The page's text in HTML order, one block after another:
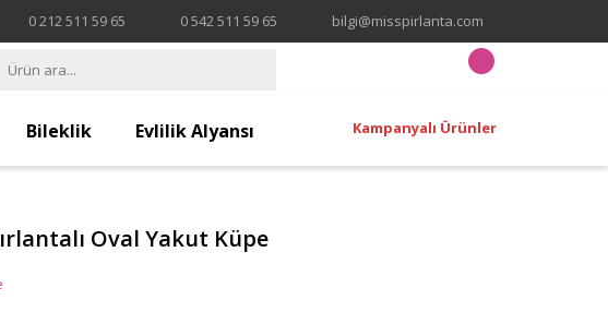
0 212 511 59 65 0 542 511 59 65 bilgi@misspirlanta.com
Bileklik Evlilik Alyansı Kampanyalı Ürünler
Oval Yakut Küpe